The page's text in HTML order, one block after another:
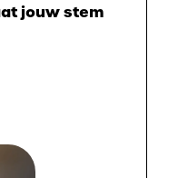
jouw stem